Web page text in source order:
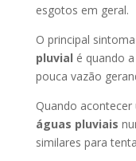
esgotos em geral.
O principal
pluvial é quando
pouca vazão
Quando acontecer
águas pluviais
similares para